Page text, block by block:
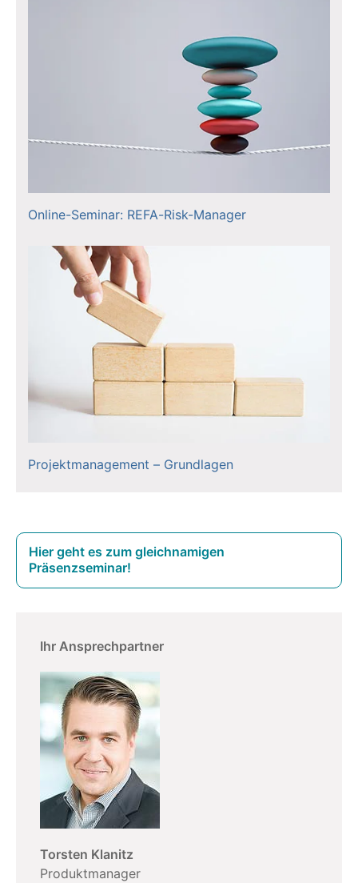
Online-Seminar: REFA-Risk-Manager
Projektmanagement – Grundlagen
Hier geht es zum gleichnamigen
Präsenzseminar!
Ihr Ansprechpartner
Torsten Klanitz
Produktmanager